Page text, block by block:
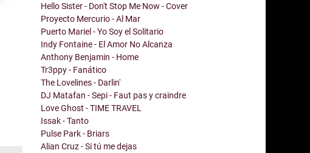
Hello Sister - Don't Stop Me Now - Cover
Proyecto Mercurio - Al Mar
Puerto Mariel - Yo Soy el Solitario
Indy Fontaine - El Amor No Alcanza
Anthony Benjamin - Home
Tr3ppy - Fanático
The Lovelines - Darlin'
DJ Matafan - Sepi - Faut pas y craindre
Love Ghost - TIME TRAVEL
Issak - Tanto
Pulse Park - Briars
Alian Cruz - Si tú me dejas